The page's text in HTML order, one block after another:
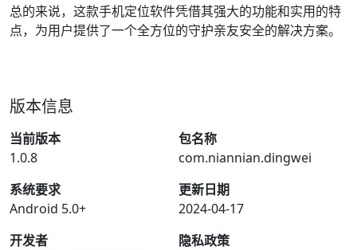
总的来说，这款手机定位软件凭借其强大的功能和实用的特
点，为用户提供了一个全方位的守护亲友安全的解决方案。
版本信息
当前版本
1.0.8
包名称
com.niannian.dingwei
系统要求
Android 5.0+
更新日期
2024-04-17
开发者
隐私政策